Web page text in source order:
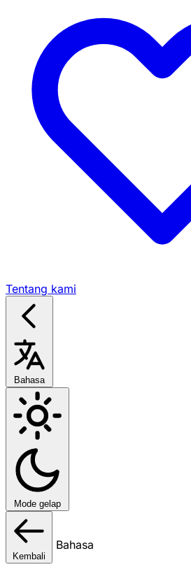
Tentang kami
Bahasa
Mode gelap
Kembali
Bahasa